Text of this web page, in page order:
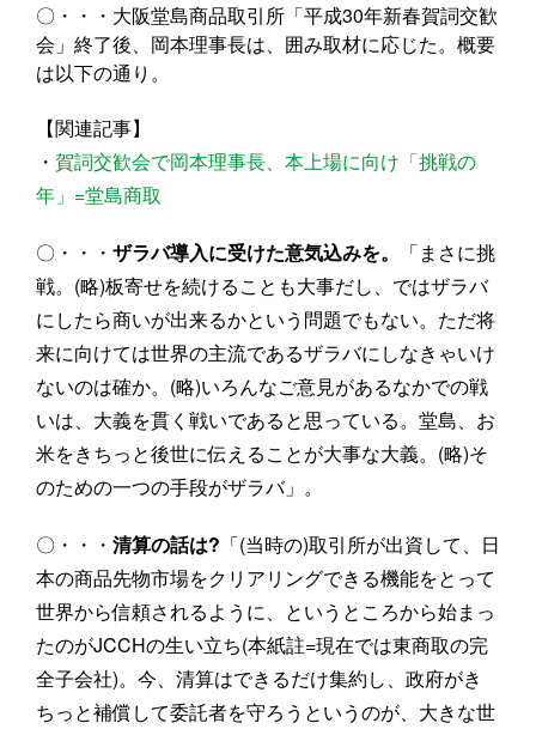
〇・・・大阪堂島商品取引所「平成30年新春賀詞交歓
会」終了後、岡本理事長は、囲み取材に応じた。概要
は以下の通り。
【関連記事】
・ 賀詞交歓会で岡本理事長、本上場に向け「挑戦の
年」=堂島商取
〇・・・ ザラバ導入に受けた意気込みを。
「まさに挑
戦。(略)板寄せを続けることも大事だし、ではザラバ
にしたら商いが出来るかという問題でもない。ただ将
来に向けては世界の主流であるザラバにしなきゃいけ
ないのは確か。(略)いろんなご意見があるなかでの戦
いは、大義を貫く戦いであると思っている。堂島、お
米をきちっと後世に伝えることが大事な大義。(略)そ
のための一つの手段がザラバ」。
〇・・・ 清算の話は? 「(当時の)取引所が出資して、日
本の商品先物市場をクリアリングできる機能をとって
世界から信頼されるように、というところから始まっ
たのがJCCHの生い立ち(本紙註=現在では東商取の完
全子会社)。今、清算はできるだけ集約し、政府がき
ちっと補償して委託者を守ろうというのが、大きな世